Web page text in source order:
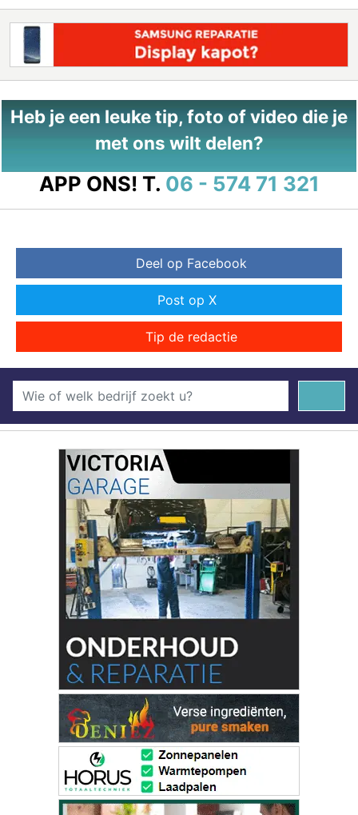
Heb je een leuke tip, foto of video die je
met ons wilt delen?
APP ONS! T. 06 - 574 71 321
Deel op Facebook
Post op X
Tip de redactie